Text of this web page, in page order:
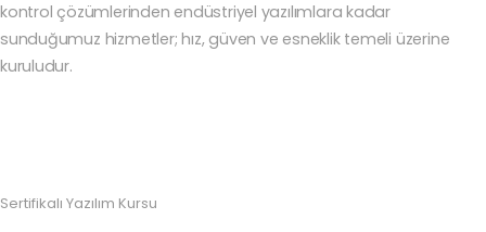
kontrol çözümlerinden endüstriyel yazılımlara kadar
sunduğumuz hizmetler; hız, güven ve esneklik temeli üzerine
kuruludur.
Sertifikalı Yazılım Kursu